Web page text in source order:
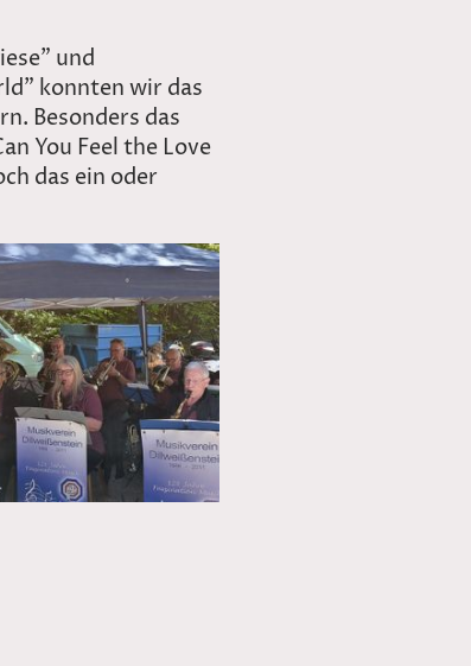
und
konnten wir das
Besonders das
You Feel the Love
das ein oder